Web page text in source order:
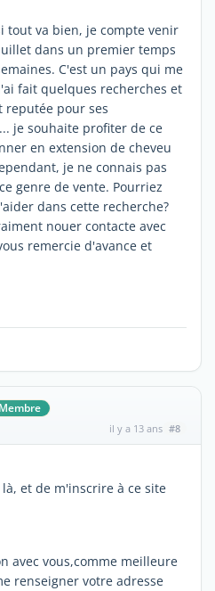
tout va bien, je compte venir
dans un premier temps
C'est un pays qui me
fait quelques recherches et
reputée pour ses
je souhaite profiter de ce
en extension de cheveu
je ne connais pas
genre de vente. Pourriez
dans cette recherche?
nouer contacte avec
remercie d'avance et
Membre
il y a 13 ans #8
et de m'inscrire à ce site
avec vous,comme meilleure
renseigner votre adresse